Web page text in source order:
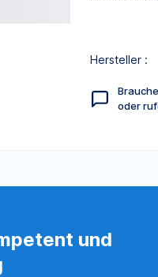
Hersteller :
oder
und